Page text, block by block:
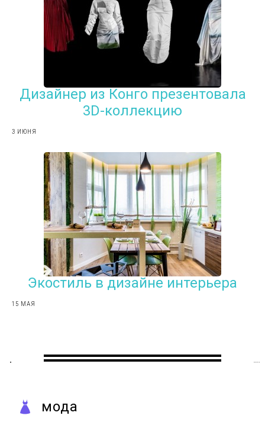
Дизайнер из Конго презентовала
3D-коллекцию
3 ИЮНЯ
Экостиль в дизайне интерьера
15 МАЯ
мода